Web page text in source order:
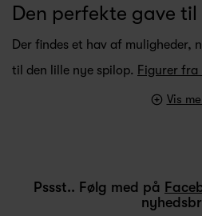
Den perfekte gave
Der findes et hav af muligheder,
til den lille nye spilop. Figurer fra
Vis
Pssst.. Følg med på